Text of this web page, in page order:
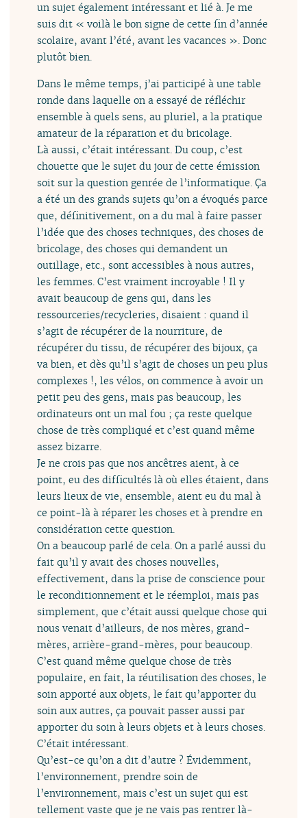
un sujet également intéressant et lié à. Je me
suis dit « voilà le bon signe de cette fin d’année
scolaire, avant l’été, avant les vacances ». Donc
plutôt bien.
Dans le même temps, j’ai participé à une table
ronde dans laquelle on a essayé de réfléchir
ensemble à quels sens, au pluriel, a la pratique
amateur de la réparation et du bricolage.
Là aussi, c’était intéressant. Du coup, c’est
chouette que le sujet du jour de cette émission
soit sur la question genrée de l’informatique. Ça
a été un des grands sujets qu’on a évoqués parce
que, définitivement, on a du mal à faire passer
l’idée que des choses techniques, des choses de
bricolage, des choses qui demandent un
outillage, etc., sont accessibles à nous autres,
les femmes. C’est vraiment incroyable ! Il y
avait beaucoup de gens qui, dans les
ressourceries/recycleries, disaient : quand il
s’agit de récupérer de la nourriture, de
récupérer du tissu, de récupérer des bijoux, ça
va bien, et dès qu’il s’agit de choses un peu plus
complexes !, les vélos, on commence à avoir un
petit peu des gens, mais pas beaucoup, les
ordinateurs ont un mal fou ; ça reste quelque
chose de très compliqué et c’est quand même
assez bizarre.
Je ne crois pas que nos ancêtres aient, à ce
point, eu des difficultés là où elles étaient, dans
leurs lieux de vie, ensemble, aient eu du mal à
ce point-là à réparer les choses et à prendre en
considération cette question.
On a beaucoup parlé de cela. On a parlé aussi du
fait qu’il y avait des choses nouvelles,
effectivement, dans la prise de conscience pour
le reconditionnement et le réemploi, mais pas
simplement, que c’était aussi quelque chose qui
nous venait d’ailleurs, de nos mères, grand-
mères, arrière-grand-mères, pour beaucoup.
C’est quand même quelque chose de très
populaire, en fait, la réutilisation des choses, le
soin apporté aux objets, le fait qu’apporter du
soin aux autres, ça pouvait passer aussi par
apporter du soin à leurs objets et à leurs choses.
C’était intéressant.
Qu’est-ce qu’on a dit d’autre ? Évidemment,
l’environnement, prendre soin de
l’environnement, mais c’est un sujet qui est
tellement vaste que je ne vais pas rentrer là-